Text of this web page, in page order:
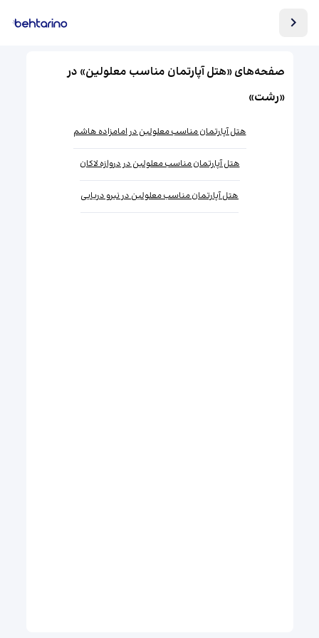
صفحه‌های «هتل آپارتمان مناسب معلولین» در
«رشت»
هتل آپارتمان مناسب معلولین در امامزاده هاشم
هتل آپارتمان مناسب معلولین در دروازه لاکان
هتل آپارتمان مناسب معلولین در نیرو دریایی